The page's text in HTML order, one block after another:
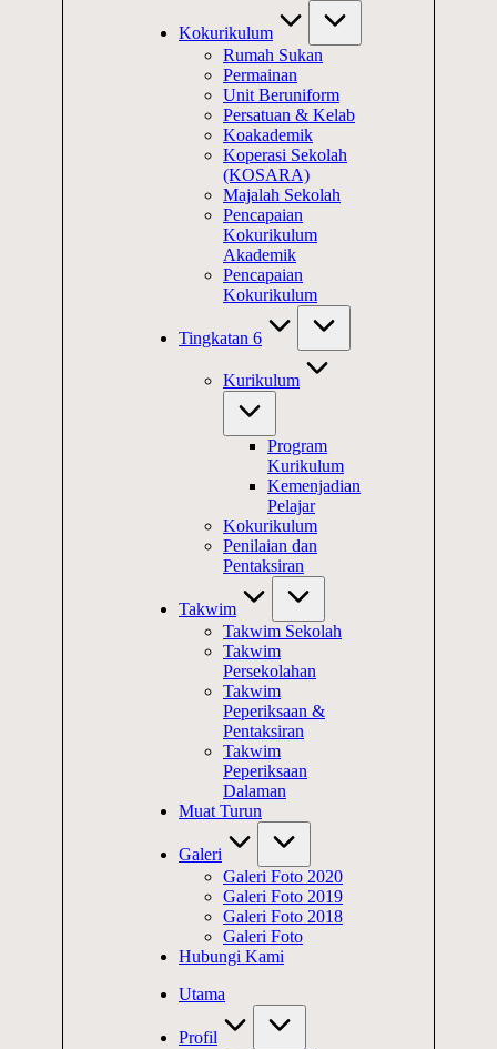
Kokurikulum
Rumah Sukan
Permainan
Unit Beruniform
Persatuan & Kelab
Koakademik
Koperasi Sekolah
(KOSARA)
Majalah Sekolah
Pencapaian
Kokurikulum
Akademik
Pencapaian
Kokurikulum
Tingkatan 6
Kurikulum
Program
Kurikulum
Kemenjadian
Pelajar
Kokurikulum
Penilaian dan
Pentaksiran
Takwim
Takwim Sekolah
Takwim
Persekolahan
Takwim
Peperiksaan &
Pentaksiran
Takwim
Peperiksaan
Dalaman
Muat Turun
Galeri
Galeri Foto 2020
Galeri Foto 2019
Galeri Foto 2018
Galeri Foto
Hubungi Kami
Utama
Profil